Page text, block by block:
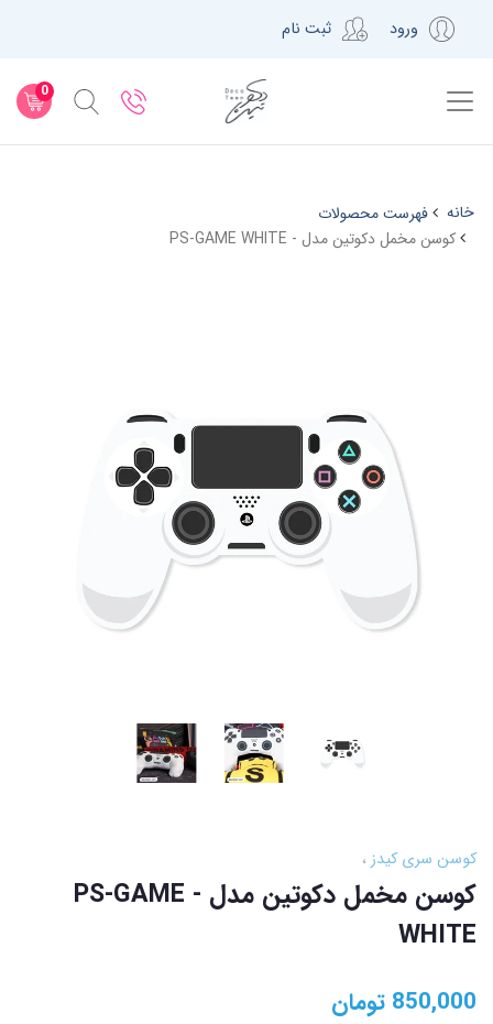
ورود ثبت نام
0
خانه
فهرست محصولات
کوسن مخمل دکوتین مدل - PS-GAME WHITE
کوسن سری کیدز
کوسن مخمل دکوتین مدل - PS-GAME
WHITE
850,000 تومان